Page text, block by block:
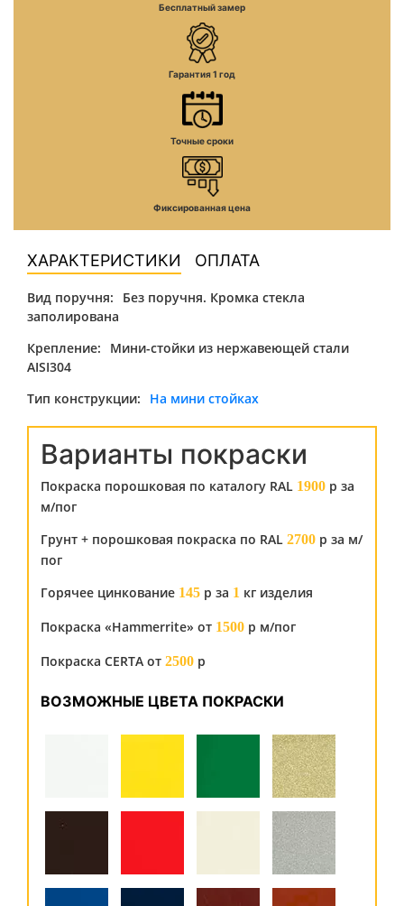
Бесплатный замер
Гарантия 1 год
Точные сроки
Фиксированная цена
ХАРАКТЕРИСТИКИ ОПЛАТА
Вид поручня:
Без поручня. Кромка стекла
заполирована
Крепление:
Мини-стойки из нержавеющей стали
AISI304
Тип конструкции:
На мини стойках
Варианты покраски
Покраска порошковая по каталогу RAL 1900 р за
м/пог
Грунт + порошковая покраска по RAL 2700 р за м/
пог
Горячее цинкование 145 р за 1 кг изделия
Покраска «Hammerrite» от 1500 р м/пог
Покраска CERTA от 2500 р
ВОЗМОЖНЫЕ ЦВЕТА ПОКРАСКИ